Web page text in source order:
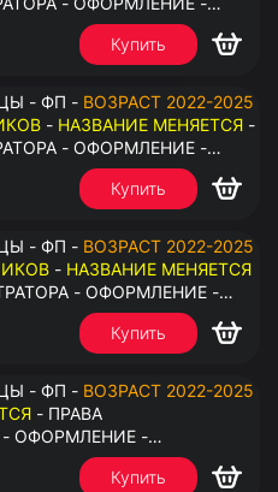
- ПОД ВСЕ ГЕО
Купить
- ФП - ВОЗРАСТ 2022-2025
- НАЗВАНИЕ МЕНЯЕТСЯ -
- ОФОРМЛЕНИЕ -
- ПОД ВСЕ ГЕО
Купить
- ФП - ВОЗРАСТ 2022-2025
- НАЗВАНИЕ МЕНЯЕТСЯ
- ОФОРМЛЕНИЕ -
- ПОД ВСЕ ГЕО
Купить
- ФП - ВОЗРАСТ 2022-2025
- ПРАВА
ОФОРМЛЕНИЕ -
- ПОД ВСЕ ГЕО
Купить